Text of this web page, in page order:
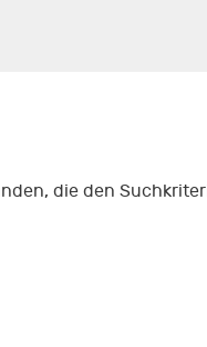
die den